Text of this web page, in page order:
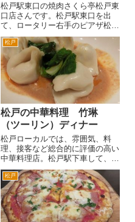
松戸駅東口の焼肉さくら亭松戸東
口店さんです。松戸駅東口を出
て、ロータリー右手のピアザ松戸
ビルの左手の路地をまっすぐ歩い
て行きます。 ピアザ松戸ビル
は、現在だとマクドナルドやブッ
クオフが入っていて、１階には吉
野屋が入っているビルです。
この...
松戸
松戸の中華料理 竹琳
（ツーリン）ディナー
松戸ローカルでは、雰囲気、料
理、接客など総合的に評価の高い
中華料理店。松戸駅下車して、西
口へ。西口を出て、すぐ右手の階
段を降ります。 松戸の駅ビルア
トレ（旧ボックスヒル）沿いに柏
方面へ歩いていき、はじめてのT
字路を左折。右手のビルです。
竹...
松戸